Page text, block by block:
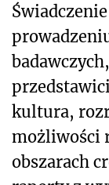
kultura,
możliwości
obszarach